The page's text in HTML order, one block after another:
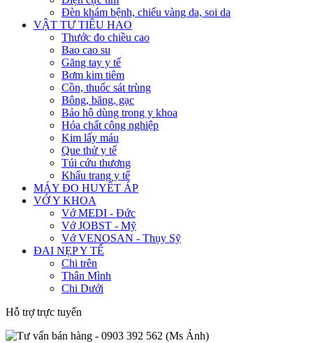
Đèn khám bệnh, chiếu vàng da, soi da
VẬT TƯ TIÊU HAO
Thước đo chiều cao
Bao cao su
Găng tay y tế
Bơm kim tiêm
Cồn, thuốc sát trùng
Bông, băng, gạc
Bảo hộ dùng trong y khoa
Hóa chất công nghiệp
Kim lấy máu
Que thử y tế
Túi cứu thương
Khẩu trang y tế
MÁY ĐO HUYẾT ÁP
VỚ Y KHOA
Vớ MEDI - Đức
Vớ JOBST - Mỹ
Vớ VENOSAN - Thụy Sỹ
ĐAI NẸP Y TẾ
Chi trên
Thân Mình
Chi Dưới
Hỗ trợ trực tuyến